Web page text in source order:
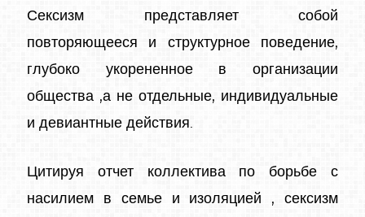
Сексизм представляет собой
повторяющееся и структурное поведение,
глубоко укорененное в организации
общества ,а не отдельные, индивидуальные
и девиантные действия.
Цитируя отчет коллектива по борьбе с
насилием в семье и изоляцией , сексизм